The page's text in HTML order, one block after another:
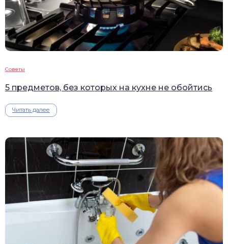
Советы
5 предметов, без которых на кухне не обойтись
Читать далее